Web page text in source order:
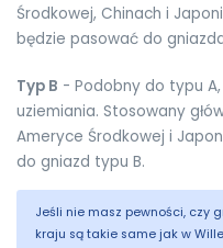
Środkowej, Chinach i
będzie pasować do
Typ B - Podobny do typu
uziemiania. Stosowany
Ameryce Środkowej i
do gniazd typu B.
Jeśli nie masz pewności, czy
kraju są takie same jak w